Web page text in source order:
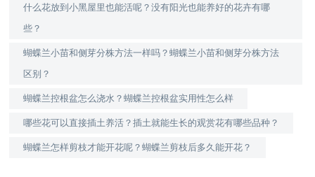
什么花放到小黑屋里也能活呢？没有阳光也能养好的花卉有哪
些？
蝴蝶兰小苗和侧芽分株方法一样吗？蝴蝶兰小苗和侧芽分株方法
区别？
蝴蝶兰控根盆怎么浇水？蝴蝶兰控根盆实用性怎么样
哪些花可以直接插土养活？插土就能生长的观赏花有哪些品种？
蝴蝶兰怎样剪枝才能开花呢？蝴蝶兰剪枝后多久能开花？